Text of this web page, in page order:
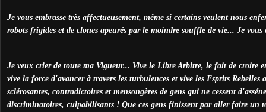
Je vous embrasse très affectueusement, même si certains veulent nous
robots frigides et de clones apeurés par le moindre souffle de vie... Je vous
Je veux crier de toute ma Vigueur... Vive le Libre Arbitre, le fait de croire
vive la force d'avancer à travers les turbulences et vive les Esprits Rebelles
sclérosantes, contradictoires et mensongères de gens qui ne cessent
discriminatoires, culpabilisants ! Que ces gens finissent par aller faire un